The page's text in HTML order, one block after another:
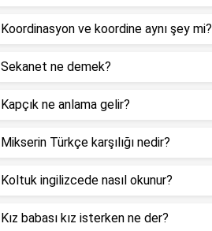
Koordinasyon ve koordine aynı şey mi?
Sekanet ne demek?
Kapçık ne anlama gelir?
Mikserin Türkçe karşılığı nedir?
Koltuk ingilizcede nasıl okunur?
Kız babası kız isterken ne der?